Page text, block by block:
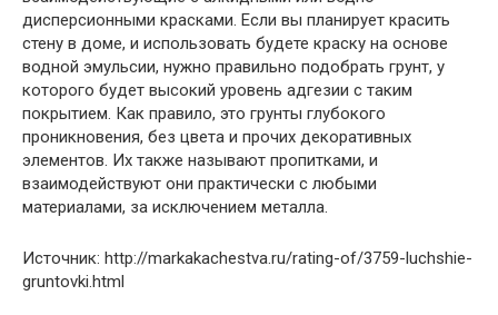
дисперсионными красками. Если вы планирует красить
стену в доме, и использовать будете краску на основе
водной эмульсии, нужно правильно подобрать грунт, у
которого будет высокий уровень адгезии с таким
покрытием. Как правило, это грунты глубокого
проникновения, без цвета и прочих декоративных
элементов. Их также называют пропитками, и
взаимодействуют они практически с любыми
материалами, за исключением металла.
Источник: http://markakachestva.ru/rating-of/3759-luchshie-
gruntovki.html